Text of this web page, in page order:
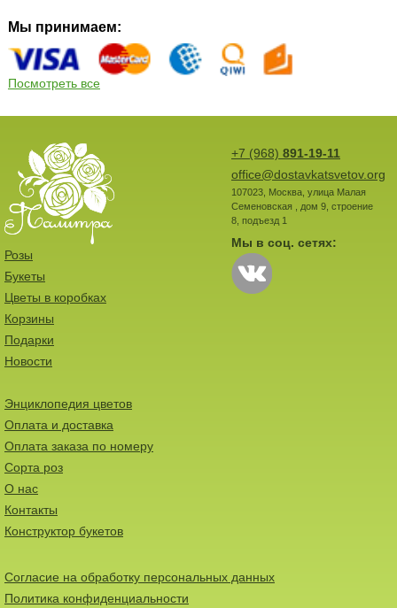
Мы принимаем:
Посмотреть все
+7 (968) 891-19-11
office@dostavkatsvetov.org
107023, Москва, улица Малая
Семеновская , дом 9, строение
8, подъезд 1
Мы в соц. сетях:
Розы
Букеты
Цветы в коробках
Корзины
Подарки
Новости
Энциклопедия цветов
Оплата и доставка
Оплата заказа по номеру
Сорта роз
О нас
Контакты
Конструктор букетов
Согласие на обработку персональных данных
Политика конфиденциальности